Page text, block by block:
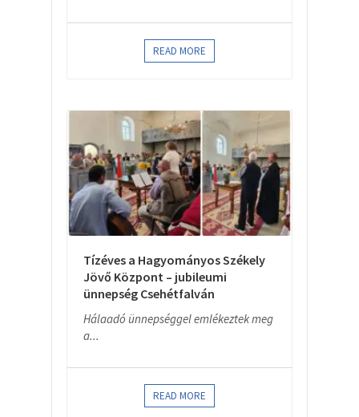
READ MORE
Tízéves a Hagyományos Székely
Jövő Központ – jubileumi
ünnepség Csehétfalván
Hálaadó ünnepséggel emlékeztek meg
a...
READ MORE